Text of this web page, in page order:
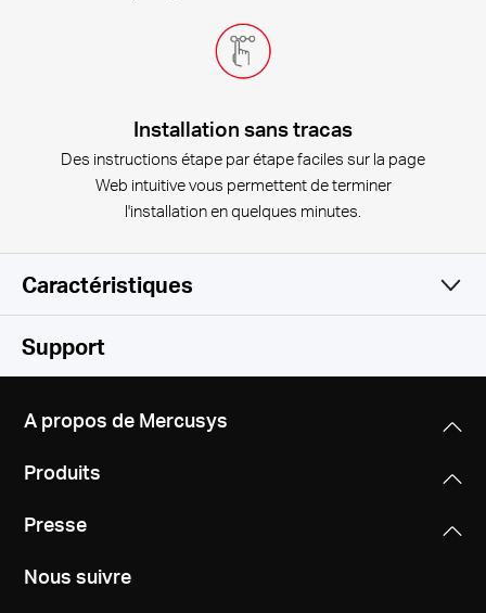
Installation sans tracas
Des instructions étape par étape faciles sur la page
Web intuitive vous permettent de terminer
l'installation en quelques minutes.
Caractéristiques
WiFi
IEEE 802.11b/g/n
Fréquence
2.4 - 2.5 GHz
Débits WiFi
Dynamic IP/Static IP/PPPoE/PPTP/L2TP
Administration
Access Control
Matériel
88 × 88 × 88 mm
Bouton
• 3× Halo S3 Units
Support
A propos de Mercusys
Produits
Presse
Nous suivre